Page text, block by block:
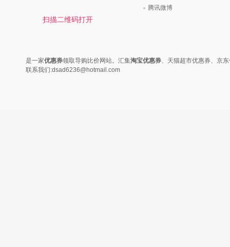
扫描二维码打开
腾讯微博
是一家优惠券领取导购比价网站。汇集淘宝优惠券、天猫超市优惠券、京
联系我们:dsad6236@hotmail.com